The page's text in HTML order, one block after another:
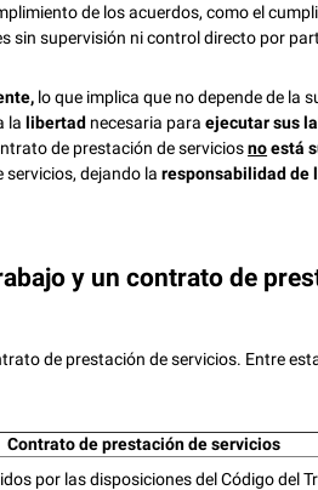
de los acuerdos, como el
sin supervisión ni control directo por
lo que implica que no depende de la
la libertad necesaria paraejecutar sus
de prestación de serviciosnoestá
servicios, dejando laresponsabilidad de
y un contrato de
de prestación de servicios. Entre
Contrato de prestación de servicios
por las disposiciones del Código del